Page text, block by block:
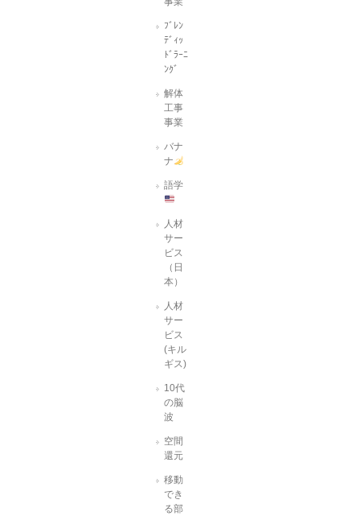
ﾌﾞﾚﾝ
ﾃﾞｨｯ
ﾄﾞﾗｰﾆ
ﾝｸﾞ
解体
工事
事業
バナ
ナ
語学
人材
サー
ビス
（日
本）
人材
サー
ビス
(キル
ギス)
10代
の脳
波
空間
還元
移動
でき
る部